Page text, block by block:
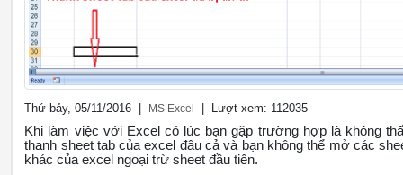
Thứ bảy, 05/11/2016 | MS Excel | Lượt xem: 112035
Khi làm việc với Excel có lúc bạn gặp trường hợp là không
thanh sheet tab của excel đâu cả và bạn không thể mở các
khác của excel ngoại trừ sheet đầu tiên.